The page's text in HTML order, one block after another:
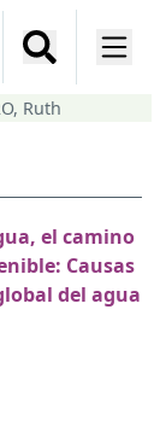
Ruth
el camino
Causas
del agua